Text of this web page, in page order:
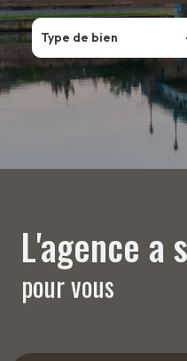
ESTIMATION
BIENS
VENDUS
De l'ancien
Type de bien
L'agence a
pour vous